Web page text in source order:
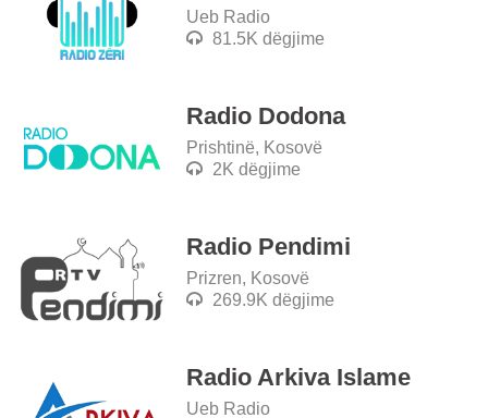
Ueb Radio
81.5K dëgjime
Radio Dodona
Prishtinë, Kosovë
2K dëgjime
Radio Pendimi
Prizren, Kosovë
269.9K dëgjime
Radio Arkiva Islame
Ueb Radio